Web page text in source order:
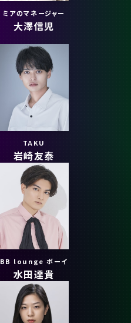
ミアのマネージャー
大澤信児
TAKU
岩崎友泰
BB lounge ボーイ
水田達貴